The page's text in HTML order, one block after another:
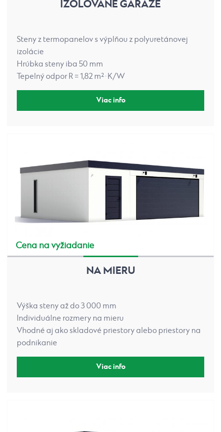
IZOLOVANÉ GARÁŽE
Steny z termopanelov s výplňou z polyuretánovej
izolácie
Hrúbka steny iba 50 mm
Tepelný odpor R = 1,82 m²·K/W
Viac info
Cena na vyžiadanie
NA MIERU
Výška steny až do 3 000 mm
Individuálne rozmery na mieru
Vhodné aj ako skladové priestory alebo priestory na
podnikanie
Viac info